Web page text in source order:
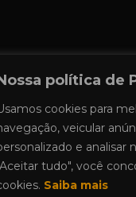
política de
cookies para
veicular
e analisar
tudo", você
Saiba mais